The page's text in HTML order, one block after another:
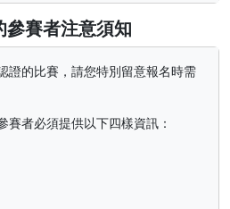
賽者注意須知
證的比賽，請您特別留意報名時需
賽者必須提供以下四樣資訊：